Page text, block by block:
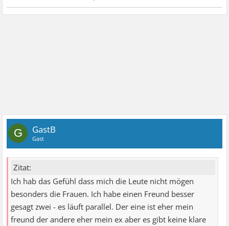
G GastB
Gast
Zitat:
Ich hab das Gefühl dass mich die Leute nicht mögen
besonders die Frauen. Ich habe einen Freund besser
gesagt zwei - es läuft parallel. Der eine ist eher mein
freund der andere eher mein ex aber es gibt keine klare